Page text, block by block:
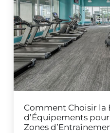
Comment Choisir la
d’Équipements
Zones